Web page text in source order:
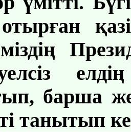
отырған
барша
танытып